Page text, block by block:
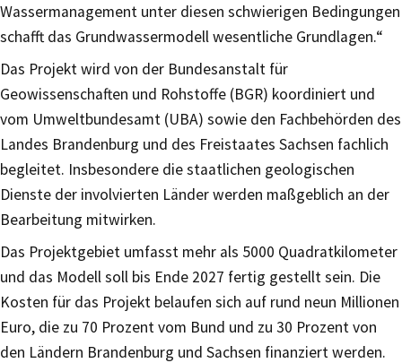
Wassermanagement unter diesen schwierigen Bedingungen
schafft das Grundwassermodell wesentliche Grundlagen.“
Das Projekt wird von der Bundesanstalt für
Geowissenschaften und Rohstoffe (BGR) koordiniert und
vom Umweltbundesamt (UBA) sowie den Fachbehörden des
Landes Brandenburg und des Freistaates Sachsen fachlich
begleitet. Insbesondere die staatlichen geologischen
Dienste der involvierten Länder werden maßgeblich an der
Bearbeitung mitwirken.
Das Projektgebiet umfasst mehr als 5000 Quadratkilometer
und das Modell soll bis Ende 2027 fertig gestellt sein. Die
Kosten für das Projekt belaufen sich auf rund neun Millionen
Euro, die zu 70 Prozent vom Bund und zu 30 Prozent von
den Ländern Brandenburg und Sachsen finanziert werden.